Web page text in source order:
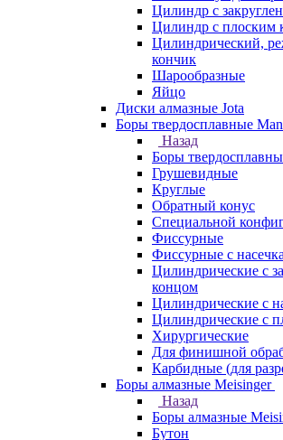
Цилиндр с
Цилиндр с плоским
Цилиндрический,
кончик
Шарообразные
Яйцо
Диски алмазные Jota
Боры твердосплавные
Назад
Боры
Грушевидные
Круглые
Обратный конус
Специальной
Фиссурные
Фиссурные с
Цилиндрические с
концом
Цилиндрические с
Цилиндрические с
Хирургические
Для финишной
Карбидные (для
Боры алмазные Meisinger
Назад
Боры алмазные
Бутон